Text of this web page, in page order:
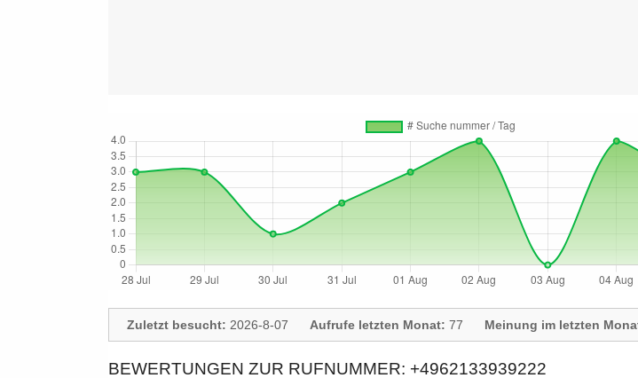
Zuletzt besucht: 2026-8-07 Aufrufe letzten Monat: 77 Meinung im letzten
BEWERTUNGEN ZUR RUFNUMMER: +4962133939222